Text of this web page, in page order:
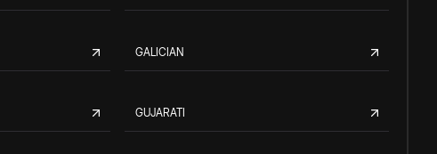
GALICIAN
GUJARATI